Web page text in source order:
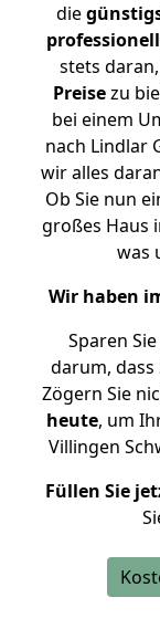
die
stets
Preisezu
bei einem
nach Lindlar
wir alles
Ob Sie nun
großes Haus
was
Wir haben
Sparen
darum, dass
Zögern Sie
heute, um
Villingen
Füllen Sie